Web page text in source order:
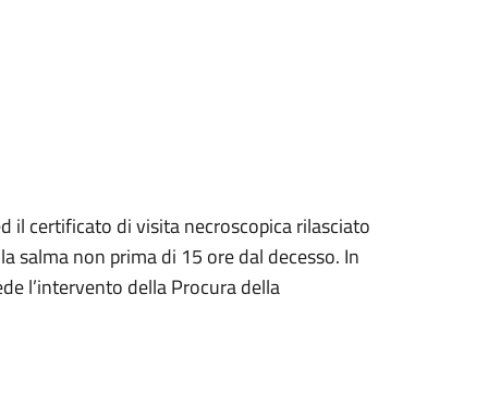
il certificato di visita necroscopica rilasciato
salma non prima di 15 ore dal decesso. In
l’intervento della Procura della